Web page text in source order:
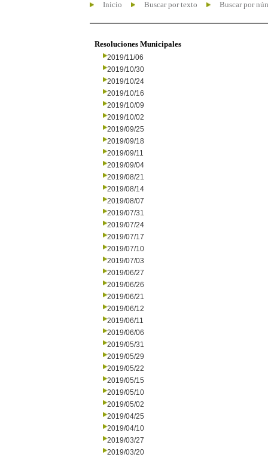
Inicio Buscar por texto Buscar por
Resoluciones Municipales
2019/11/06
2019/10/30
2019/10/24
2019/10/16
2019/10/09
2019/10/02
2019/09/25
2019/09/18
2019/09/11
2019/09/04
2019/08/21
2019/08/14
2019/08/07
2019/07/31
2019/07/24
2019/07/17
2019/07/10
2019/07/03
2019/06/27
2019/06/26
2019/06/21
2019/06/12
2019/06/11
2019/06/06
2019/05/31
2019/05/29
2019/05/22
2019/05/15
2019/05/10
2019/05/02
2019/04/25
2019/04/10
2019/03/27
2019/03/20